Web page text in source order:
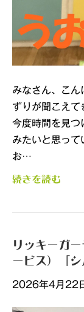
みなさん、こん
ずりが聞こえて
今度時間を見つ
みたいと思っ
お…
続きを読む
リッキーガ
ービス）「
2026年4月22